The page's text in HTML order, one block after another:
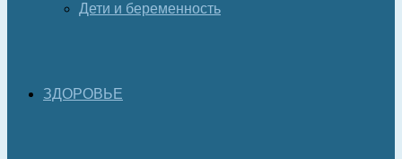
Дети и беременность
ЗДОРОВЬЕ